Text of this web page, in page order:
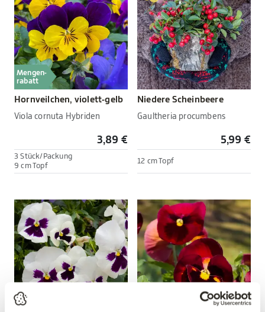
Mengen-
rabatt
Hornveilchen, violett-gelb
Viola cornuta Hybriden
3,89 €
3 Stück/Packung
9 cm Topf
Niedere Scheinbeere
Gaultheria procumbens
5,99 €
12 cm Topf
Mengen-
rabatt